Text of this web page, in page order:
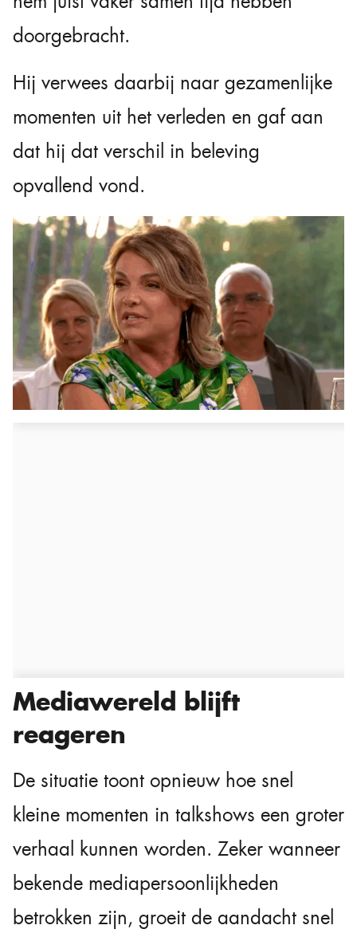
doorgebracht.
Hij verwees daarbij naar gezamenlijke
momenten uit het verleden en gaf aan
dat hij dat verschil in beleving
opvallend vond.
Mediawereld blijft
reageren
De situatie toont opnieuw hoe snel
kleine momenten in talkshows een groter
verhaal kunnen worden. Zeker wanneer
bekende mediapersoonlijkheden
betrokken zijn, groeit de aandacht snel